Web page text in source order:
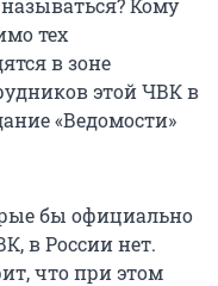
тех
в зоне
этой ЧВК в
«Ведомости»
бы официально
в России нет.
что при этом